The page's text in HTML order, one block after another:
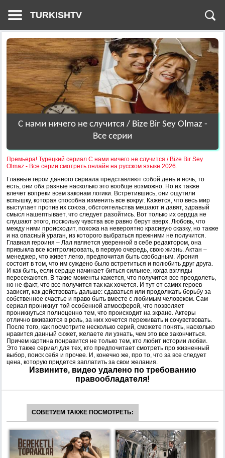
TURKISHTV
С нами ничего не случится / Bize Bir Sey Olmaz -
Все серии
Премьера! Турецкий сериал С нами ничего не случится / Bize Bir Sey
Olmaz - Все серии смотреть онлайн на русском языке 2026.
Главные герои данного сериала представляют собой день и ночь, то
есть, они оба разные насколько это вообще возможно. Но их также
влечет вопреки всем законам логики. Встретившись, они ощутили
вспышку, которая способна изменить все вокруг. Кажется, что весь мир
выступает против их союза, обстоятельства мешают и давят, здравый
смысл нашептывает, что следует разойтись. Вот только их сердца не
слушают этого, поскольку чувства все равно берут вверх. Любовь, что
между ними происходит, похожа на невероятно красивую сказку, но также
и на опасный ураган, из которого выбраться прежними не получится.
Главная героиня – Лал является уверенной в себе редактором, она
привыкла все контролировать, в первую очередь, свою жизнь. Актан –
менеджер, что живет легко, предпочитая быть свободным. Ирония
состоит в том, что им суждено было встретиться и полюбить друг друга.
И как быть, если сердце начинает биться сильнее, когда взгляды
пересекаются. В такие моменты кажется, что получится все преодолеть,
но не факт, что все получится так как хочется. И тут от самих героев
зависит, как действовать дальше: сдаваться или продолжать борьбу за
собственное счастье и право быть вместе с любимым человеком. Сам
сериал проникнут той особенной атмосферой, что позволяет
проникнуться полноценно тем, что происходит на экране. Актеры
отлично вживаются в роль, за них хочется переживать и сочувствовать.
После того, как посмотрите несколько серий, сможете понять, насколько
нравится данный сюжет, желаете ли узнать, чем это все закончиться.
Причем картина понравится не только тем, кто любит истории любви.
Это также сериал для тех, кто предпочитает смотреть про жизненный
выбор, поиск себя и прочее. И, конечно же, про то, что за все следует
цена, которую придется заплатить за свои желания.
Извините, видео удалено по требованию
правообладателя!
СОВЕТУЕМ ТАКЖЕ ПОСМОТРЕТЬ: